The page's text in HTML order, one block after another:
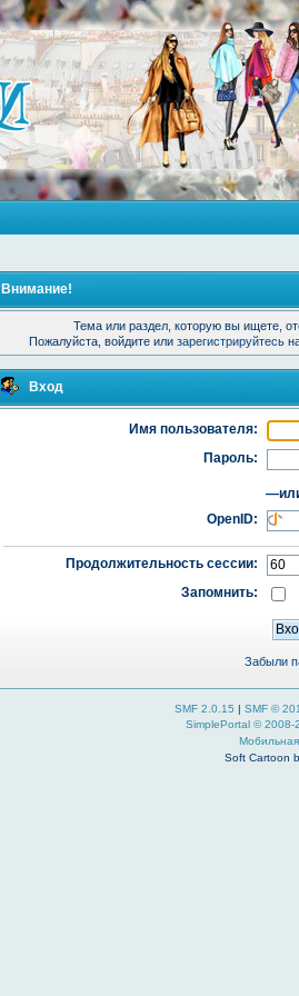
Внимание!
Тема или раздел, которую вы ищете,
Пожалуйста, войдите или зарегистрируйтесь
Вход
Имя пользователя:
Пароль:
OpenID:
Продолжительность сессии:
Запомнить:
Забыли
SMF 2.0.15 | SMF ©
SimplePortal © 2008-
Soft Cartoon